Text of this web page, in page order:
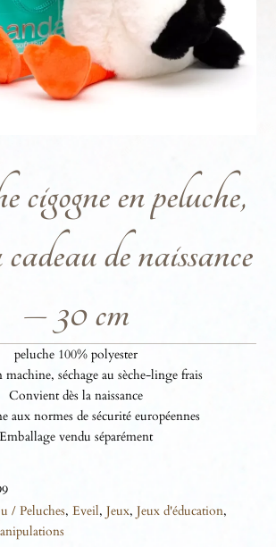
en peluche,
de naissance
– 30 cm
peluche 100% polyester
machine, séchage au sèche-linge frais
Convient dès la naissance
aux normes de sécurité européennes
Emballage vendu séparément
/ Peluches,Eveil,Jeux,Jeux d'éducation,